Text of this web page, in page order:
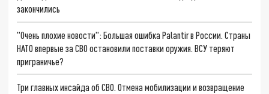
закончились
"Очень плохие новости": Большая ошибка Palantir в России. Страны
НАТО впервые за СВО остановили поставки оружия. ВСУ теряют
приграничье?
Три главных инсайда об СВО. Отмена мобилизации и возвращение